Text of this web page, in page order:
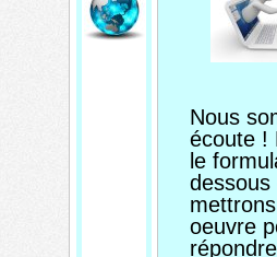
Nous
écoute !
le
dessous
oeuvre
Envoyez
votre
message